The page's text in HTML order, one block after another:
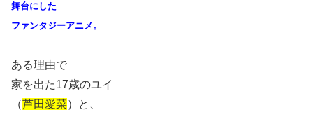
舞台にした
ファンタジーアニメ。
ある理由で
家を出た17歳のユイ
（芦田愛菜）と、